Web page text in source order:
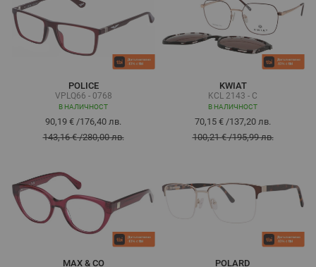
POLICE
VPLQ66 - 0768
В НАЛИЧНОСТ
90,19 € /176,40 лв.
143,16 €/280,00 лв.
KWIAT
KCL 2143 - C
В НАЛИЧНОСТ
70,15 € /137,20 лв.
100,21 €/195,99 лв.
MAX & CO POLARD